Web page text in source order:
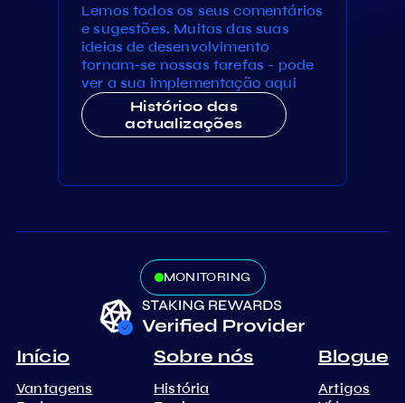
Lemos todos os seus comentários
e sugestões. Muitas das suas
ideias de desenvolvimento
tornam-se nossas tarefas - pode
ver a sua implementação aqui
Histórico das
actualizações
MONITORING
Início
Vantagens
Sobre nós
História
Blogue
Artigos